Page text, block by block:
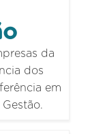
da
dos
em